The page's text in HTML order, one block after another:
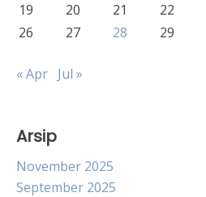
19
20 21 22
26
27 28 29
« Apr Jul »
Arsip
November 2025
September 2025